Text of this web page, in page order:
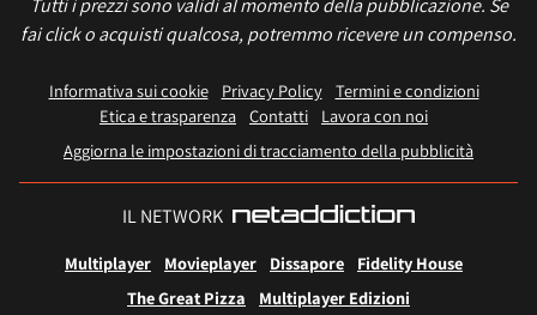
Tutti i prezzi sono validi al momento della pubblicazione. Se
fai click o acquisti qualcosa, potremmo ricevere un compenso.
Informativa sui cookie Privacy Policy
Termini e condizioni
Etica e trasparenza Contatti
Lavora con noi
Aggiorna le impostazioni di tracciamento della pubblicità
IL NETWORK
Multiplayer Movieplayer Dissapore
Fidelity House
The Great Pizza
Multiplayer Edizioni